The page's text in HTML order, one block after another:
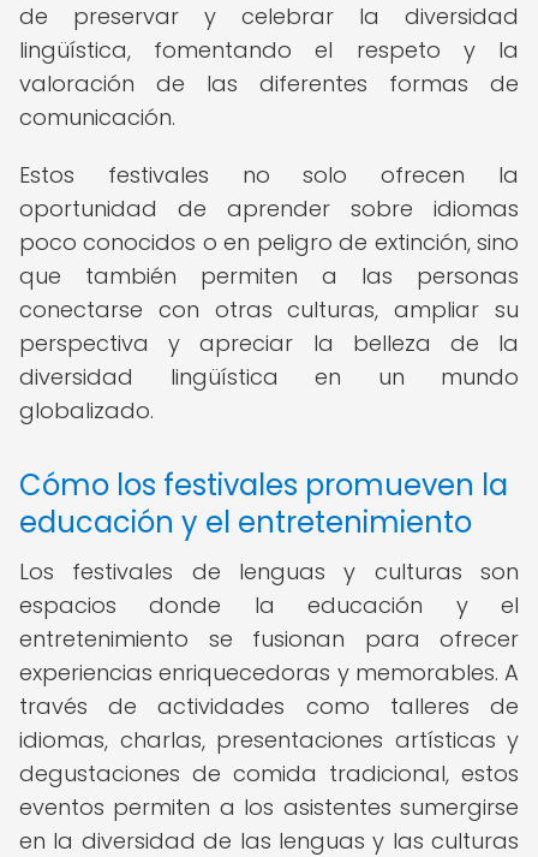
de preservar y celebrar la diversidad
lingüística, fomentando el respeto y la
valoración de las diferentes formas de
comunicación.
Estos festivales no solo ofrecen la
oportunidad de aprender sobre idiomas
poco conocidos o en peligro de extinción, sino
que también permiten a las personas
conectarse con otras culturas, ampliar su
perspectiva y apreciar la belleza de la
diversidad lingüística en un mundo
globalizado.
Cómo los festivales promueven la
educación y el entretenimiento
Los festivales de lenguas y culturas son
espacios donde la educación y el
entretenimiento se fusionan para ofrecer
experiencias enriquecedoras y memorables. A
través de actividades como talleres de
idiomas, charlas, presentaciones artísticas y
degustaciones de comida tradicional, estos
eventos permiten a los asistentes sumergirse
en la diversidad de las lenguas y las culturas